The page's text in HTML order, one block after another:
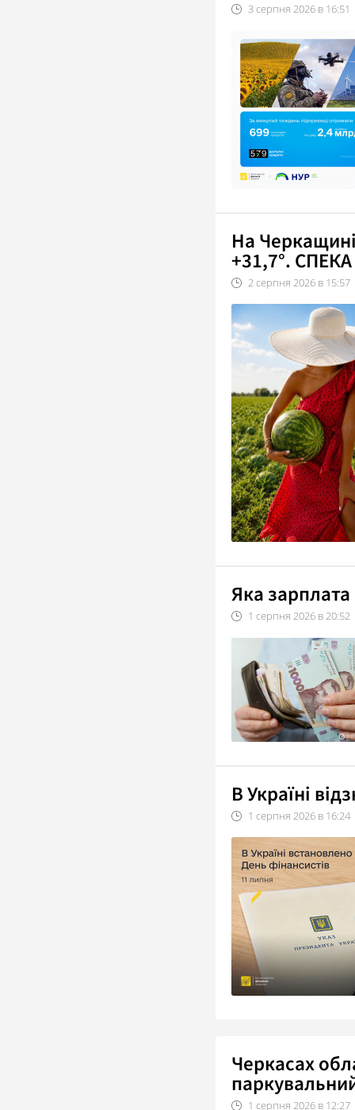
3серпня 2026 в 16:51
На
+31,7°.
2 серпня 2026 в 15:57
Яка
1 серпня 2026 в 20:52
В Україні
1 серпня 2026 в 16:24
Черкасах
1 серпня 2026 в 12:27